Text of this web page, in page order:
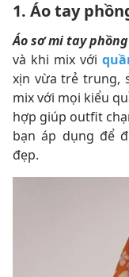
1. Áo tay
Áo sơ mi tay phồng
và khi mix với
xịn vừa trẻ trung,
mix với mọi kiểu
hợp giúp outfit
bạn áp dụng để
đẹp.